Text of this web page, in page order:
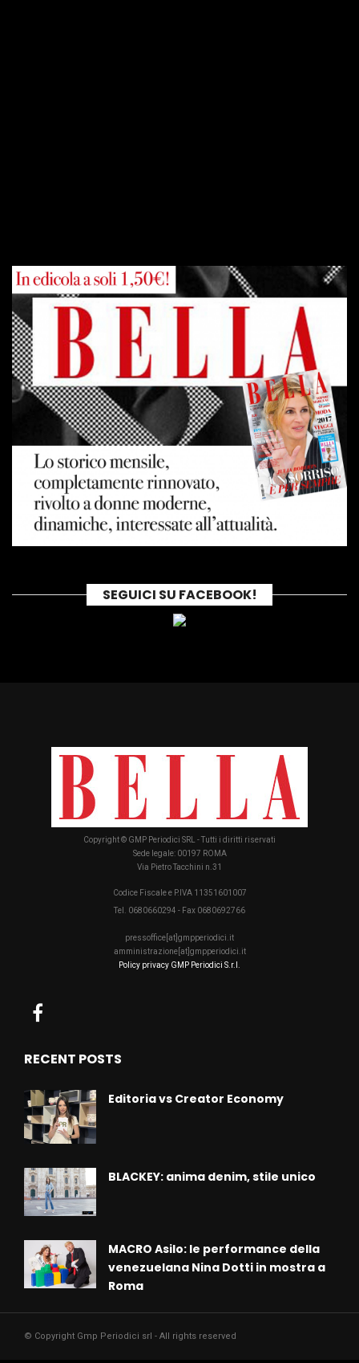
SEGUICI SU FACEBOOK!
Copyright © GMP Periodici SRL - Tutti i diritti riservati
Sede legale: 00197 ROMA
Via Pietro Tacchini n.31
Codice Fiscale e P.IVA 11351601007
Tel. 0680660294 - Fax 0680692766
pressoffice[at]gmpperiodici.it
amministrazione[at]gmpperiodici.it
Policy privacy GMP Periodici S.r.l.
RECENT POSTS
Editoria vs Creator Economy
BLACKEY: anima denim, stile unico
MACRO Asilo: le performance della
venezuelana Nina Dotti in mostra a
Roma
© Copyright Gmp Periodici srl - All rights reserved